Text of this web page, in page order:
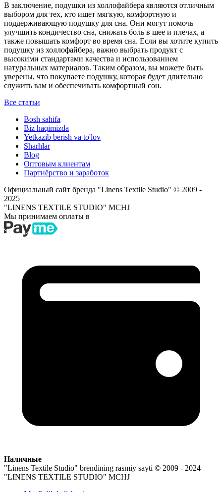
В заключение, подушки из холлофайбера являются отличным
выбором для тех, кто ищет мягкую, комфортную и
поддерживающую подушку для сна. Они могут помочь
улучшить кондичество сна, снижать боль в шее и плечах, а
также повышать комфорт во время сна. Если вы хотите купить
подушку из холлофайбера, важно выбрать продукт с
высокими стандартами качества и использованием
натуральных материалов. Таким образом, вы можете быть
уверены, что покупаете подушку, которая будет длительно
служить вам и обеспечивать комфортный сон.
Все статьи
Bosh sahifa
Biz haqimizda
Yetkazib berish va to'lov
Sharhlar
Blog
Оптовым клиентам
Партнёрство и заработок
Официальный сайт бренда "Linens Textile Studio" © 2009 -
2025
"LINENS TEXTILE STUDIO" MCHJ
Мы принимаем оплаты в
Наличные
"Linens Textile Studio" brendining rasmiy sayti © 2009 - 2024
"LINENS TEXTILE STUDIO" MCHJ